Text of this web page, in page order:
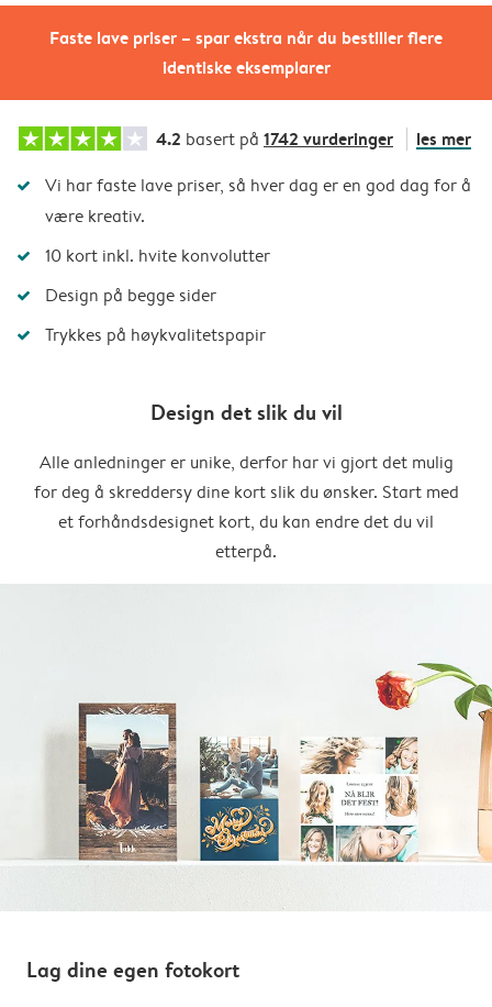
Faste lave priser – spar ekstra når du bestiller flere
identiske eksemplarer
4.2 basert på 1742 vurderinger les mer
Vi har faste lave priser, så hver dag er en god dag for å
være kreativ.
10 kort inkl. hvite konvolutter
Design på begge sider
Trykkes på høykvalitetspapir
Design det slik du vil
Alle anledninger er unike, derfor har vi gjort det mulig
for deg å skreddersy dine kort slik du ønsker. Start med
et forhåndsdesignet kort, du kan endre det du vil
etterpå.
Lag dine egen fotokort